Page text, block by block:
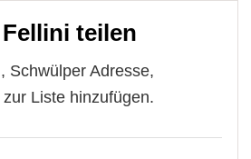
teilen
Schwülper Adresse,
Liste hinzufügen.